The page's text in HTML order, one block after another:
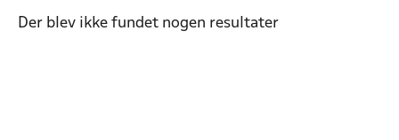
Der blev ikke fundet nogen resultater